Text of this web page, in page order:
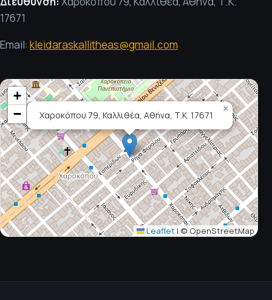
17671
Email: kleidaraskallitheas@gmail.com
Χαροκόπου 79, Καλλιθέα, Αθήνα, Τ.Κ. 17671
×
+
−
Leaflet | © OpenStreetMap
Μαρία Π. ★★★★★